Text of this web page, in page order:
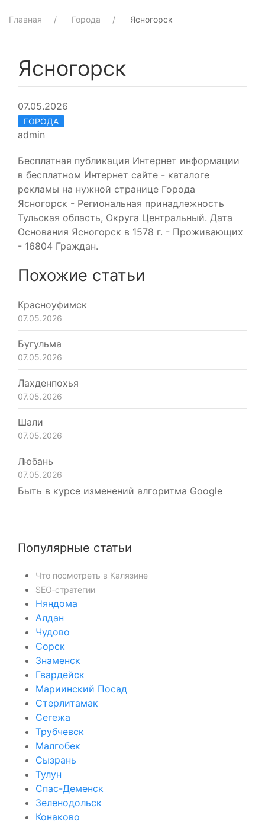
Главная Города Ясногорск
Ясногорск
07.05.2026
ГОРОДА
admin
Бесплатная публикация Интернет информации
в бесплатном Интернет сайте - каталоге
рекламы на нужной странице Города
Ясногорск - Региональная принадлежность
Тульская область, Округа Центральный. Дата
Основания Ясногорск в 1578 г. - Проживающих
- 16804 Граждан.
Похожие статьи
Красноуфимск
07.05.2026
Бугульма
07.05.2026
Лахденпохья
07.05.2026
Шали
07.05.2026
Любань
07.05.2026
Быть в курсе изменений алгоритма Google
Популярные статьи
Что посмотреть в Калязине
SEO‑стратегии
Няндома
Алдан
Чудово
Сорск
Знаменск
Гвардейск
Мариинский Посад
Стерлитамак
Сегежа
Трубчевск
Малгобек
Сызрань
Тулун
Спас-Деменск
Зеленодольск
Конаково